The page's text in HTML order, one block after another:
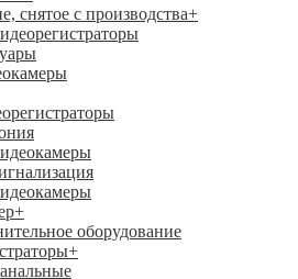
снятое с производства+
+
оборудование
+